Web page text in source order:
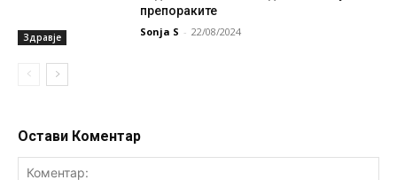
Здравје
препораките
Sonja S - 22/08/2024
Остави Коментар